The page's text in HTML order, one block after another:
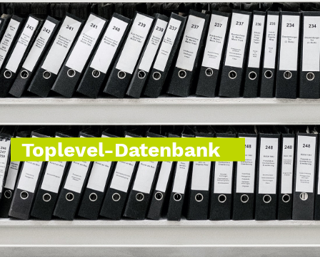
Toplevel-Datenbank